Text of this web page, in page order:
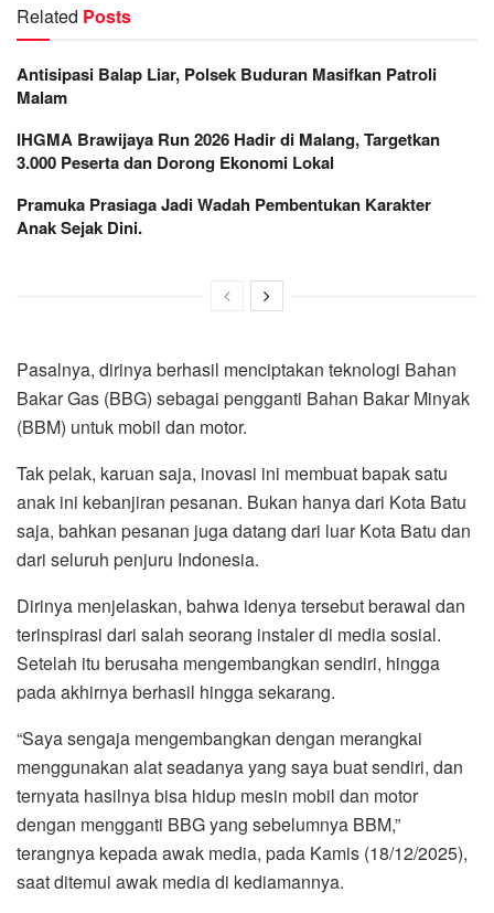
Related Posts
Antisipasi Balap Liar, Polsek Buduran Masifkan Patroli
Malam
IHGMA Brawijaya Run 2026 Hadir di Malang, Targetkan
3.000 Peserta dan Dorong Ekonomi Lokal
Pramuka Prasiaga Jadi Wadah Pembentukan Karakter
Anak Sejak Dini.
Pasalnya, dirinya berhasil menciptakan teknologi Bahan
Bakar Gas (BBG) sebagai pengganti Bahan Bakar Minyak
(BBM) untuk mobil dan motor.
Tak pelak, karuan saja, inovasi ini membuat bapak satu
anak ini kebanjiran pesanan. Bukan hanya dari Kota Batu
saja, bahkan pesanan juga datang dari luar Kota Batu dan
dari seluruh penjuru Indonesia.
Dirinya menjelaskan, bahwa idenya tersebut berawal dan
terinspirasi dari salah seorang instaler di media sosial.
Setelah itu berusaha mengembangkan sendiri, hingga
pada akhirnya berhasil hingga sekarang.
“Saya sengaja mengembangkan dengan merangkai
menggunakan alat seadanya yang saya buat sendiri, dan
ternyata hasilnya bisa hidup mesin mobil dan motor
dengan mengganti BBG yang sebelumnya BBM,”
terangnya kepada awak media, pada Kamis (18/12/2025),
saat ditemui awak media di kediamannya.